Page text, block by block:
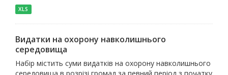
XLS
Видатки на охорону навколишнього
середовища
Набір містить суми видатків на охорону навколишнього